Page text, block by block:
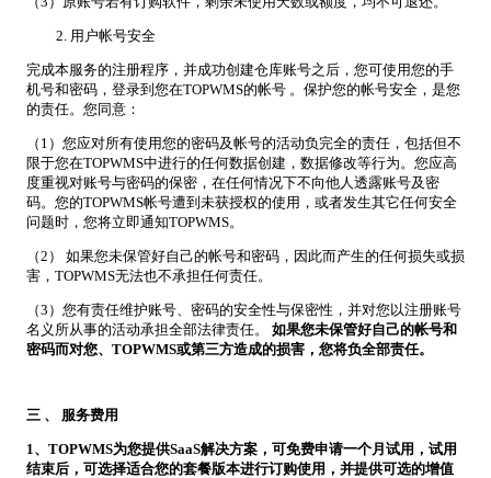
用户帐号安全
完成本服务的注册程序，并成功创建仓库账号之后，您可使用您的手
机号和密码，登录到您在TOPWMS的帐号 。保护您的帐号安全，是您
的责任。您同意：
（1）您应对所有使用您的密码及帐号的活动负完全的责任，包括但不
限于您在TOPWMS中进行的任何数据创建，数据修改等行为。您应高
度重视对账号与密码的保密，在任何情况下不向他人透露账号及密
码。您的TOPWMS帐号遭到未获授权的使用，或者发生其它任何安全
问题时，您将立即通知TOPWMS。
（2） 如果您未保管好自己的帐号和密码，因此而产生的任何损失或损
害，TOPWMS无法也不承担任何责任。
（3）您有责任维护账号、密码的安全性与保密性，并对您以注册账号
名义所从事的活动承担全部法律责任。 如果您未保管好自己的帐号和
密码而对您、TOPWMS或第三方造成的损害，您将负全部责任。
三 、 服务费用
1、TOPWMS为您提供SaaS解决方案，可免费申请一个月试用，试用
结束后，可选择适合您的套餐版本进行订购使用，并提供可选的增值